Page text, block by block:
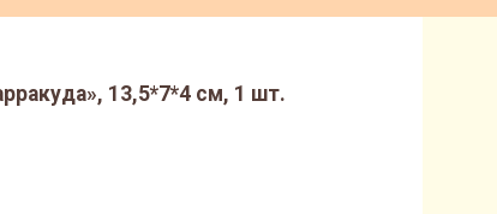
13,5*7*4 см, 1 шт.